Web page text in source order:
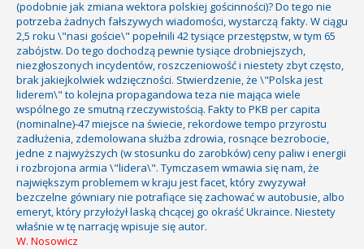
(podobnie jak zmiana wektora polskiej gościnności)? Do tego nie
potrzeba żadnych fałszywych wiadomości, wystarczą fakty. W ciągu
2,5 roku \"nasi goście\" popełnili 42 tysiące przestępstw, w tym 65
zabójstw. Do tego dochodzą pewnie tysiące drobniejszych,
niezgłoszonych incydentów, roszczeniowość i niestety zbyt często,
brak jakiejkolwiek wdzięczności. Stwierdzenie, że \"Polska jest
liderem\" to kolejna propagandowa teza nie mająca wiele
wspólnego ze smutną rzeczywistością. Fakty to PKB per capita
(nominalne)-47 miejsce na świecie, rekordowe tempo przyrostu
zadłużenia, zdemolowana służba zdrowia, rosnące bezrobocie,
jedne z najwyższych (w stosunku do zarobków) ceny paliw i energii
i rozbrojona armia \"lidera\". Tymczasem wmawia się nam, że
największym problemem w kraju jest facet, który zwyzywał
bezczelne gówniary nie potrafiące się zachować w autobusie, albo
emeryt, który przyłożył laską chcącej go okraść Ukraince. Niestety
właśnie w tę narrację wpisuje się autor.
W. Nosowicz